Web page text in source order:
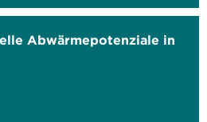
Abwärmepotenziale in